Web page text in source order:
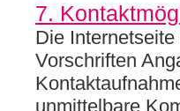
7.
Die
Vorschriften
unmittelbare